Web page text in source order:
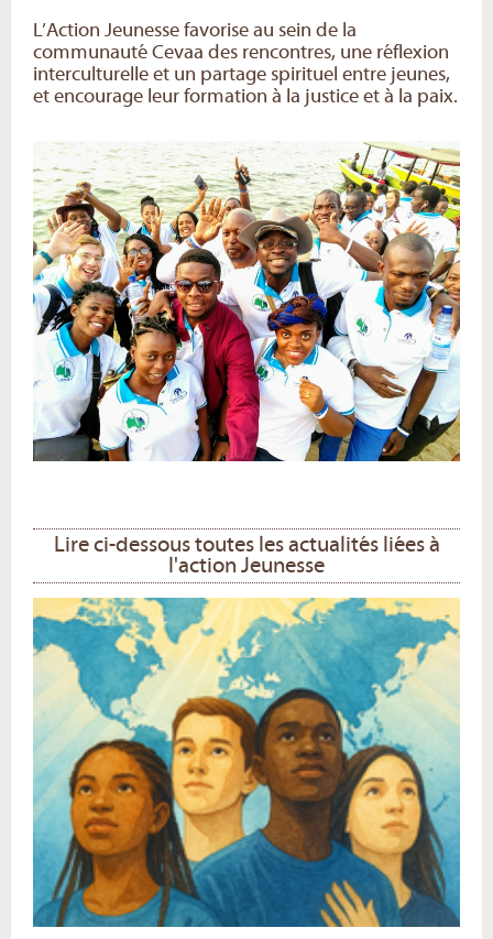
L’Action Jeunesse favorise au sein de la
communauté Cevaa des rencontres, une réflexion
interculturelle et un partage spirituel entre jeunes,
et encourage leur formation à la justice et à la paix.
Lire ci-dessous toutes les actualités liées à
l'action Jeunesse